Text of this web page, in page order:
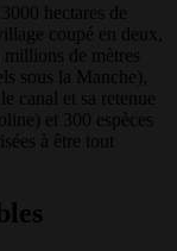
hectares de
coupé en deux,
de mètres
sous la Manche),
canal et sa retenue
et 300 espèces
à être tout